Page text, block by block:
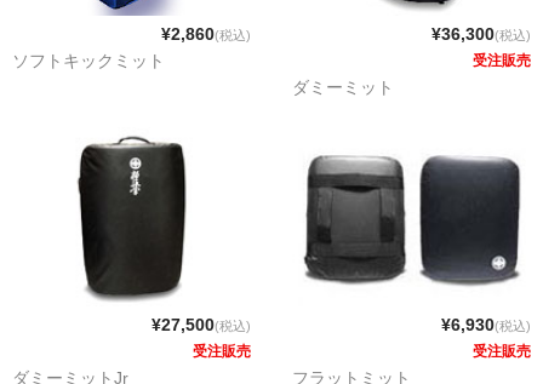
¥2,860(税込)
ソフトキックミット
¥36,300(税込)
受注販売
ダミーミット
¥27,500(税込)
受注販売
ダミーミットJr
¥6,930(税込)
受注販売
フラットミット